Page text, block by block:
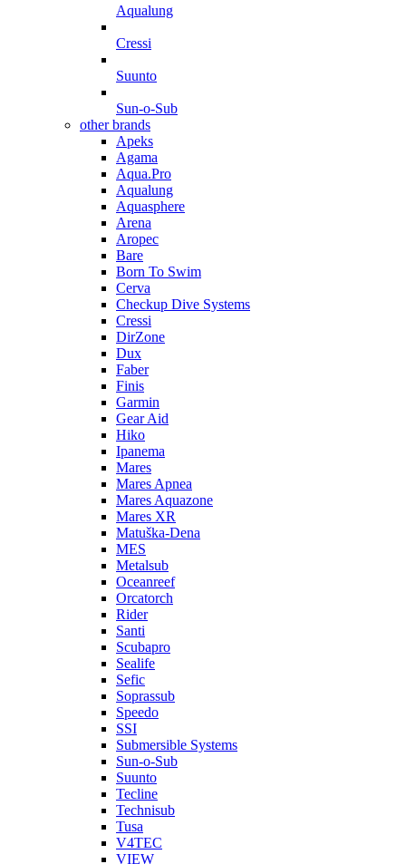
Aqualung
Cressi
Suunto
Sun-o-Sub
other brands
Apeks
Agama
Aqua.Pro
Aqualung
Aquasphere
Arena
Aropec
Bare
Born To Swim
Cerva
Checkup Dive Systems
Cressi
DirZone
Dux
Faber
Finis
Garmin
Gear Aid
Hiko
Ipanema
Mares
Mares Apnea
Mares Aquazone
Mares XR
Matuška-Dena
MES
Metalsub
Oceanreef
Orcatorch
Rider
Santi
Scubapro
Sealife
Sefic
Soprassub
Speedo
SSI
Submersible Systems
Sun-o-Sub
Suunto
Tecline
Technisub
Tusa
V4TEC
VIEW